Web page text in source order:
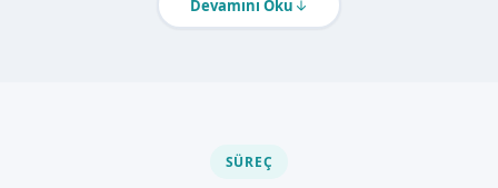
dezavantajlar, uzmanlarımız tarafından size ayrıntılı olarak
Devamını Oku
SÜREÇ